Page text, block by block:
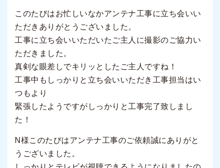
このたびはお忙しいなかアンテナ工事に立ち会いい
ただきありがとうございました。
工事に立ち会いいただいたご主人に撮影のご協力い
ただきました。
真剣な眼差しでキリッとしたご主人ですね！
工事中もしっかりと立ち会いいただき工事担当はい
つもより
緊張したようですがしっかりと工事完了致しまし
た！
N様このたびはアンテナ工事のご依頼誠にありがと
うございました。